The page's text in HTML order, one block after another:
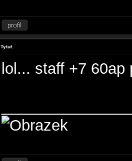
Tytuł:
lol... staff +7